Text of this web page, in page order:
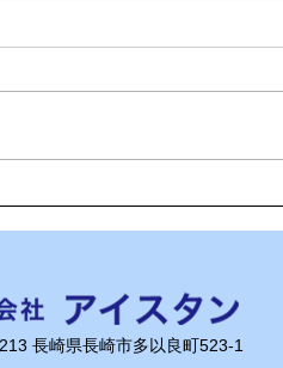
🎂
岩瀬道へ！
長崎県長崎市多以良町523-1